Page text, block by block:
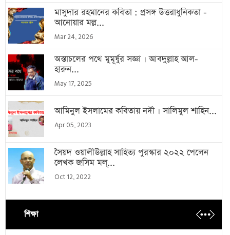
মাসুদার রহমানের কবিতা : প্রসঙ্গ উত্তরাধুনিকতা -
আনোয়ার মল্ল...
Mar 24, 2026
অস্তাচলের পথে মুমূর্ষুর সজ্ঞা । আবদুল্লাহ আল-
হারুন...
May 17, 2025
আমিনুল ইসলামের কবিতায় নদী । সালিমুল শাহিন...
Apr 05, 2023
সৈয়দ ওয়ালীউল্লাহ সাহিত্য পুরস্কার ২০২২ পেলেন
লেখক জসিম মল্...
Oct 12, 2022
শিক্ষা